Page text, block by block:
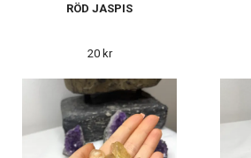
RÖD JASPIS
20 kr